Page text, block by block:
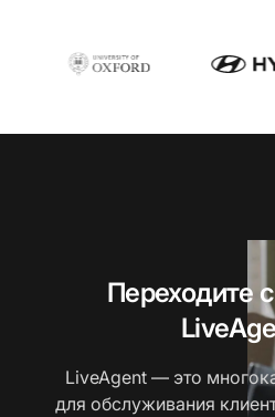
Переходите
LiveAgent — это
для обслуживания